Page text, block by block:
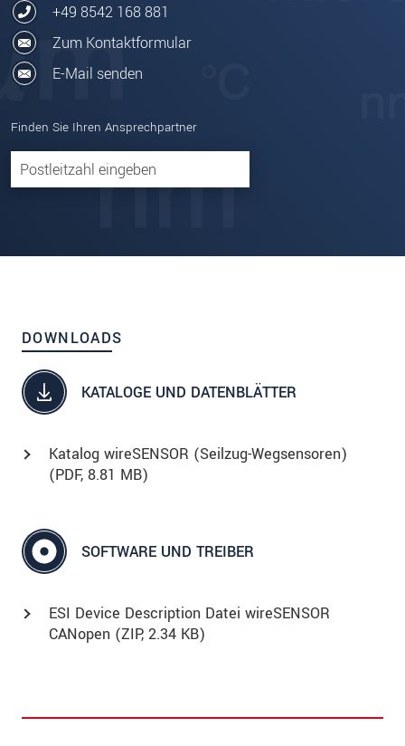
+49 8542 168 881
Zum Kontaktformular
E-Mail senden
Finden Sie Ihren Ansprechpartner
DOWNLOADS
KATALOGE UND DATENBLÄTTER
Katalog wireSENSOR (Seilzug-Wegsensoren)
(PDF, 8.81 MB)
SOFTWARE UND TREIBER
ESI Device Description Datei wireSENSOR
CANopen (ZIP, 2.34 KB)